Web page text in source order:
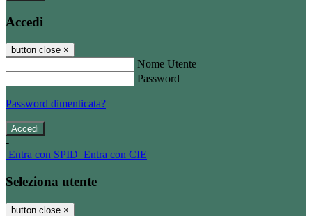
Accedi
button close ×
Nome Utente
Password
Password dimenticata?
-
Entra con SPID Entra con CIE
Seleziona utente
button close ×